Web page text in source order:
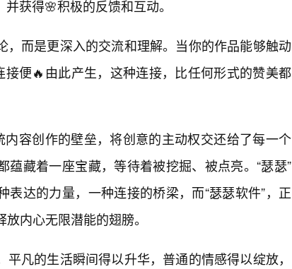
获得🌸积极的反馈和互动。
，而是更深入的交流和理解。当你的作品能够触动
接便🔥由此产生，这种连接，比任何形式的赞美都
内容创作的壁垒，将创意的主动权交还给了每一个
藏着一座宝藏，等待着被挖掘、被点亮。“瑟瑟”
达的力量，一种连接的桥梁，而“瑟瑟软件”，正
内心无限潜能的翅膀。
凡的生活瞬间得以升华，普通的情感得以绽放，